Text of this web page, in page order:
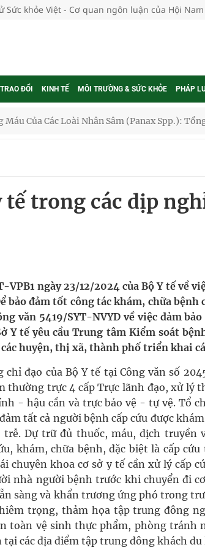
Sức khỏe Việt - Cơ quan ngôn luận của Hội Nam
ĐỔI KINH TẾ MÔI TRƯỜNG & SỨC KHỎE PHÁP
quốc
lực cho môi trường và cộng đồng
bảo hiểm y tế nếu không đăng ký khám theo
riêng 2026
vực cấp cứu, điều trị đột quỵ
ung thư
Của Các Loài Nhân Sâm (Panax Spp.): Tổng
tế trong các dịp
ngày 23/12/2024 của Bộ Y tế về
bảo đảm tốt công tác khám, chữa bệnh
văn 5419/SYT-NVYD về việc đảm
Y tế yêu cầu Trung tâm Kiểm soát
huyện, thị xã, thành phố triển khai
đạo của Bộ Y tế tại Công văn số
thường trực 4 cấp Trực lãnh đạo, xử lý
- hậu cần và trực bảo vệ - tự vệ. Tổ
tất cả người bệnh cấp cứu được
Dự trữ đủ thuốc, máu, dịch truyền
khám, chữa bệnh, đặc biệt là cấp
chuyên khoa cơ sở y tế cần xử lý cấp
nhà người bệnh trước khi chuyển đi
sàng và khẩn trương ứng phó trong
trọng, thảm họa tập trung đông
toàn vệ sinh thực phẩm, phòng tránh
các địa điểm tập trung đông khách du